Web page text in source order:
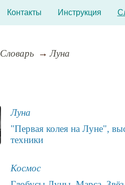
Контакты Инструкция
Словарь Луна
Луна
"Первая колея на Луне",
техники
Космос